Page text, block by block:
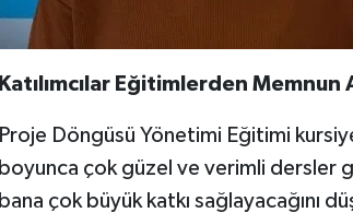
Katılımcılar Eğitimlerden Memnun
Proje Döngüsü Yönetimi Eğitimi
boyunca çok güzel ve verimli dersler
bana çok büyük katkı sağlayacağını